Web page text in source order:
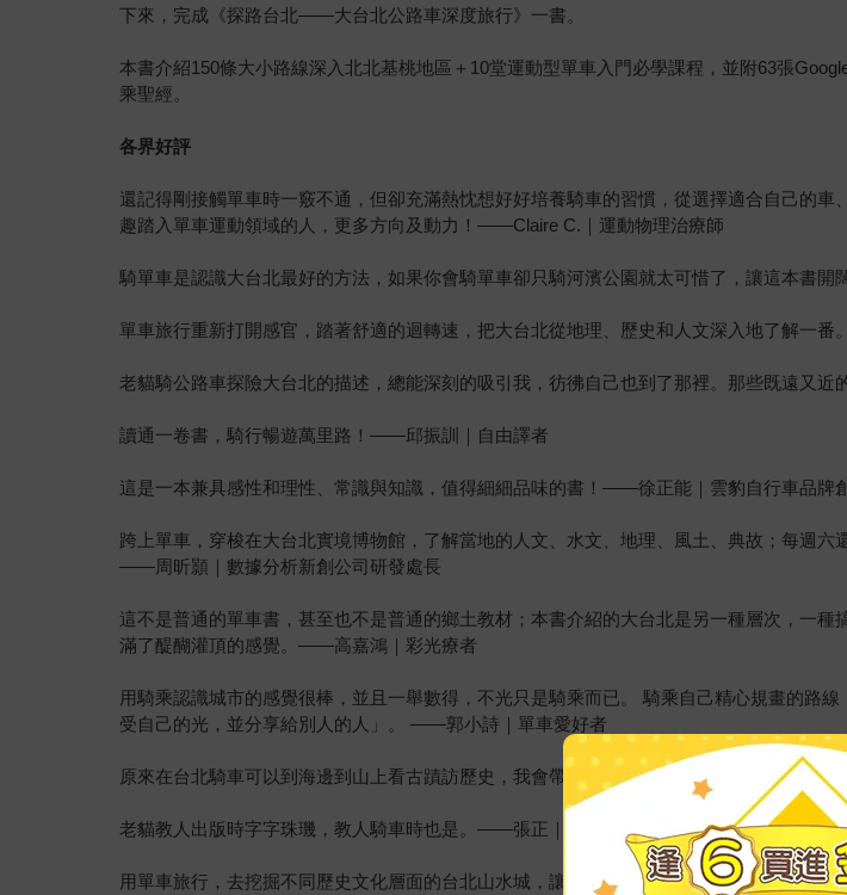
下來，完成《探路台北——大台北公路車深度旅行》一書。
本書介紹150條大小路線深入北北基桃地區＋10堂運動型單車入門必學課程，並附63張
乘聖經。
各界好評
還記得剛接觸單車時一竅不通，但卻充滿熱忱想好好培養騎車的習慣，從選擇適合自己的
趣踏入單車運動領域的人，更多方向及動力！——Claire C.｜運動物理治療師
騎單車是認識大台北最好的方法，如果你會騎單車卻只騎河濱公園就太可惜了，讓這本書
單車旅行重新打開感官，踏著舒適的迴轉速，把大台北從地理、歷史和人文深入地了解一
老貓騎公路車探險大台北的描述，總能深刻的吸引我，彷彿自己也到了那裡。那些既遠又
讀通一卷書，騎行暢遊萬里路！——邱振訓｜自由譯者
這是一本兼具感性和理性、常識與知識，值得細細品味的書！——徐正能｜雲豹自行車品牌
跨上單車，穿梭在大台北實境博物館，了解當地的人文、水文、地理、風土、典故；每週
——周昕顥｜數據分析新創公司研發處長
這不是普通的單車書，甚至也不是普通的鄉土教材；本書介紹的大台北是另一種層次，一
滿了醍醐灌頂的感覺。——高嘉鴻｜彩光療者
用騎乘認識城市的感覺很棒，並且一舉數得，不光只是騎乘而已。 騎乘自己精心規畫的路
受自己的光，並分享給別人的人」。 ——郭小詩｜單車愛好者
原來在台北騎車可以到海邊到山上看古蹟訪歷史，我會帶著這本書，按圖索驥，單車探訪
老貓教人出版時字字珠璣，教人騎車時也是。——張正｜燦爛時光東南亞主題書店負責人、
用單車旅行，去挖掘不同歷史文化層面的台北山水城，讓人從不同的角度漫遊城市。——謝